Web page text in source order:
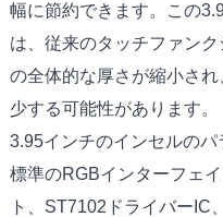
幅に節約できます。この
は、従来のタッチファン
の全体的な厚さが縮小さ
少する可能性があります。
3.95インチのインセルのパ
標準のRGBインターフェ
ト、ST7102ドライバーIC